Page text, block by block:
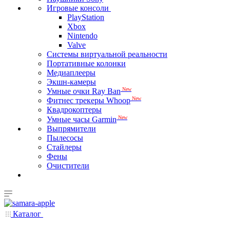
Игровые консоли
PlayStation
Xbox
Nintendo
Valve
Системы виртуальной реальности
Портативные колонки
Медиаплееры
Экшн-камеры
Умные очки Ray Ban New
Фитнес трекеры Whoop New
Квадрокоптеры
Умные часы Garmin New
Выпрямители
Пылесосы
Стайлеры
Фены
Очистители
Каталог